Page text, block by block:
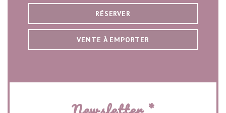
RÉSERVER
VENTE À EMPORTER